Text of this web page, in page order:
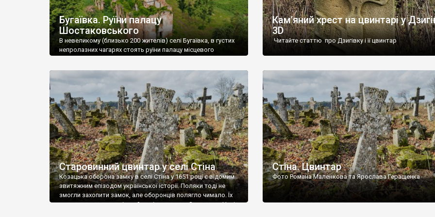
Бугаївка. Руїни палацу
Шостаковського
В невеликому (близько 200 жителів) селі Бугаївка, в густих
непролазних чагарях стоять руїни палацу місцевого
потім клуб, ще пізніше – гуртожиток. У 60-х роках минулого
століття тут розмістили туберкульозну лікарню. Коли із
палацу виїхала лікарня – ми точно не […]
Кам’яний хрест на цвинтарі у
3D
Читайте статтю про Дзигівку і її цвинтар
Старовинний цвинтар у селі Стіна
Козацька оборона замку в селі Стіна у 1651 році є відомим
звитяжним епізодом української історії. Поляки тоді не
змогли захопити замок, але оборонців полягло чимало. Їх
поховали на цвинтарі, який тоді називався Замковим. Нині
Стіна. Цвинтар
Фото Романа Маленкова та Ярослава Геращенка